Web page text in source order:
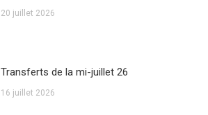
20 juillet 2026
Transferts de la mi-juillet 26
16 juillet 2026